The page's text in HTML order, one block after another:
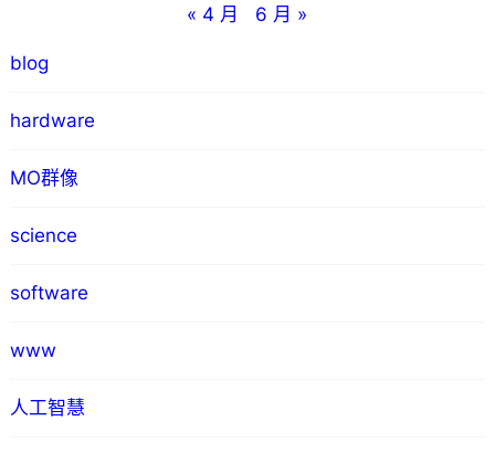
« 4 月
6 月 »
blog
hardware
MO群像
science
software
www
人工智慧